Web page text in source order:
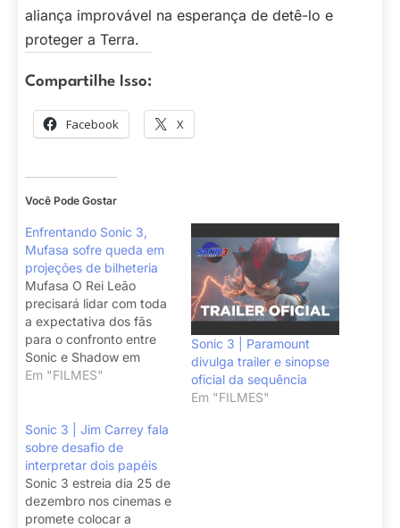
aliança improvável na esperança de detê-lo e
proteger a Terra.
Compartilhe Isso:
Facebook X
Você Pode Gostar
Enfrentando Sonic 3,
Mufasa sofre queda em
projeções de bilheteria
Mufasa O Rei Leão
precisará lidar com toda
a expectativa dos fãs
para o confronto entre
Sonic e Shadow em
Sonic 3.
Em "FILMES"
Sonic 3 | Paramount
divulga trailer e sinopse
oficial da sequência
Em "FILMES"
Sonic 3 | Jim Carrey fala
sobre desafio de
interpretar dois papéis
Sonic 3 estreia dia 25 de
dezembro nos cinemas e
promete colocar a